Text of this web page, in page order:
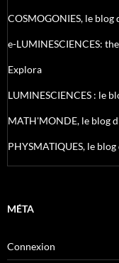
COSMOGONIES, le
e-LUMINESCIENCES:
Explora
LUMINESCIENCES : le
MATH'MONDE, le blog
PHYSMATIQUES, le
MÉTA
Connexion